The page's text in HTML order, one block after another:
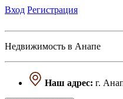
Вход Регистрация
Недвижимость в Анапе
Наш адрес: г.